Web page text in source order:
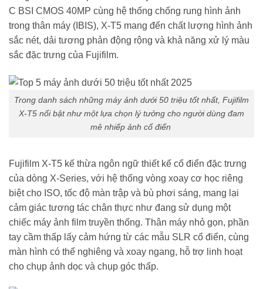
C BSI CMOS 40MP cùng hệ thống chống rung hình ảnh
trong thân máy (IBIS), X-T5 mang đến chất lượng hình ảnh
sắc nét, dải tương phản động rộng và khả năng xử lý màu
sắc đặc trưng của Fujifilm.
Trong danh sách những máy ảnh dưới 50 triệu tốt nhất, Fujifilm
X-T5 nổi bật như một lựa chọn lý tưởng cho người dùng đam
mê nhiếp ảnh cổ điển
Fujifilm X-T5 kế thừa ngôn ngữ thiết kế cổ điển đặc trưng
của dòng X-Series, với hệ thống vòng xoay cơ học riêng
biệt cho ISO, tốc độ màn trập và bù phơi sáng, mang lại
cảm giác tương tác chân thực như đang sử dụng một
chiếc máy ảnh film truyền thống. Thân máy nhỏ gọn, phần
tay cầm thấp lấy cảm hứng từ các mẫu SLR cổ điển, cùng
màn hình có thể nghiêng và xoay ngang, hỗ trợ linh hoạt
cho chụp ảnh dọc và chụp góc thấp.